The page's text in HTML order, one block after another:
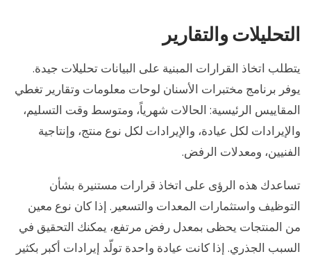
التحليلات والتقارير
يتطلب اتخاذ القرارات المبنية على البيانات تحليلات جيدة.
يوفر برنامج مختبرات الأسنان لوحات معلومات وتقارير تغطي
المقاييس الرئيسية: الحالات شهرياً، ومتوسط وقت التسليم،
والإيرادات لكل عيادة، والإيرادات لكل نوع منتج، وإنتاجية
الفنيين، ومعدلات الرفض.
تساعدك هذه الرؤى على اتخاذ قرارات مستنيرة بشأن
التوظيف واستثمارات المعدات والتسعير. إذا كان نوع معين
من المنتجات يحظى بمعدل رفض مرتفع، يمكنك التحقيق في
السبب الجذري. إذا كانت عيادة واحدة تولّد إيرادات أكبر بكثير